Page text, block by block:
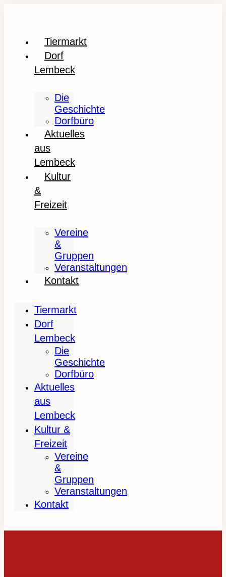
Tiermarkt
Dorf
Lembeck
Die
Geschichte
Dorfbüro
Aktuelles
aus
Lembeck
Kultur
&
Freizeit
Vereine
&
Gruppen
Veranstaltungen
Kontakt
Tiermarkt
Dorf
Lembeck
Die
Geschichte
Dorfbüro
Aktuelles
aus
Lembeck
Kultur &
Freizeit
Vereine
&
Gruppen
Veranstaltungen
Kontakt